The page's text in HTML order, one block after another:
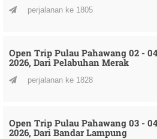
perjalanan ke 1805
Open Trip Pulau Pahawang 02 -
2026, Dari Pelabuhan Merak
perjalanan ke 1828
Open Trip Pulau Pahawang 03 -
2026, Dari Bandar Lampung